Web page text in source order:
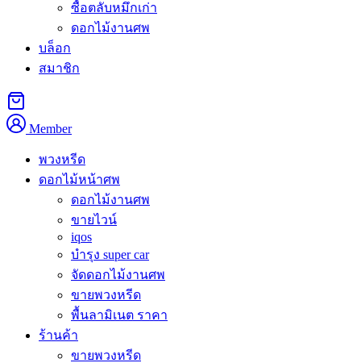
ซื้อตลับหมึกเก่า
ดอกไม้งานศพ
บล็อก
สมาชิก
Member
พวงหรีด
ดอกไม้หน้าศพ
ดอกไม้งานศพ
ขายไวน์
iqos
บำรุง super car
จัดดอกไม้งานศพ
ขายพวงหรีด
พื้นลามิเนต ราคา
ร้านค้า
ขายพวงหรีด
คำอธิบาย
คำอธิบาย
เขต
กรุงเทพฯ ที่ผสมผสานระหว่างท้องทุ่งนา คลองสายยาว และ
หมู่บ้านจัดสรรที่เติบโตอย่างรวดเร็ว เมื่อครอบครัวต้องจัดงาน
บำเพ็ญกุศล การเลือก
และส่งถึงไวจึงตอบโจทย์ผู้คนในย่านนี้ที่ไม่อยากเดินทางเข้า
เมือง คลองสามว ามีเสน่ห์ของชุมชนชานเมืองที่ยังเหนียวแน่น
เพื่อนบ้านช่วยเหลือกันเมื่อมีงาน วัดในพื้นที่จึงเป็นศูนย์รวมจิตใจ
สำคัญ ร้านของเราพร้อมจัดดอกไม้งานศพให้งดงามและส่งถึง
ทุกวัดในคลองสามวาอย่างรวดเร็ว
พวงหรีดดอกไม้สด คลองสามวา — บริการ
จัดส่งครบทุกวัด